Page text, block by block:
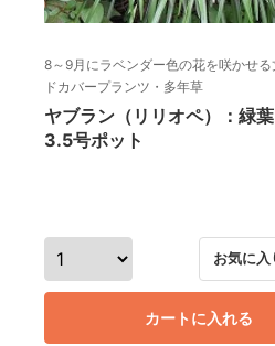
8～9月にラベンダー色の花を咲かせる
ドカバープランツ・多年草
ヤブラン（リリオペ）：緑葉
3.5号ポット
カートに入れる
お気に入